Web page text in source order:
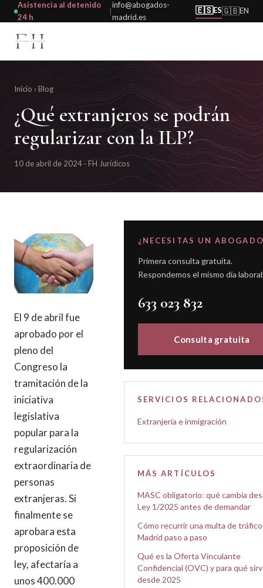
Asistencia al detenido
24 h
|
info@abogados-
madrid.es
🇪🇸ES🇬🇧EN
Inicio › Blog
¿Qué extranjeros se podrán
regularizar con la ILP?
10 de abril de 2024 · FH Jurídicos
El 9 de abril fue
aprobado por el
pleno del
Congreso la
tramitación de la
iniciativa
legislativa
popular para la
regularización
extraordinaria de
personas
extranjeras. Si
finalmente se
aprobara esta
proposición de
ley, afectaría a
unos 400.000
¿NECESITAS UN
Primera consulta gratuita.
Respondemos el mismo día
633 023 832
Consulta gratuita
SERVICIOS
Extranjería e inmigración
MÁS ARTÍCULOS
MASC obligatorio: qué cambia
Ley 1/2025 antes de demandar
Cómo recurrir una multa de
Madrid paso a paso
Qué es la Oferta Vinculante
Confidencial (OVC) y para qué
desde 2025